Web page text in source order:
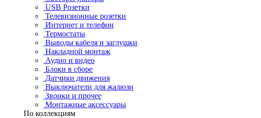
USB Розетки
Телевизионные розетки
Интернет и телефон
Термостаты
Выводы кабеля и заглушки
Накладной монтаж
Аудио и видео
Блоки в сборе
Датчики движения
Выключатели для жалюзи
Звонки и прочее
Монтажные аксессуары
По коллекциям